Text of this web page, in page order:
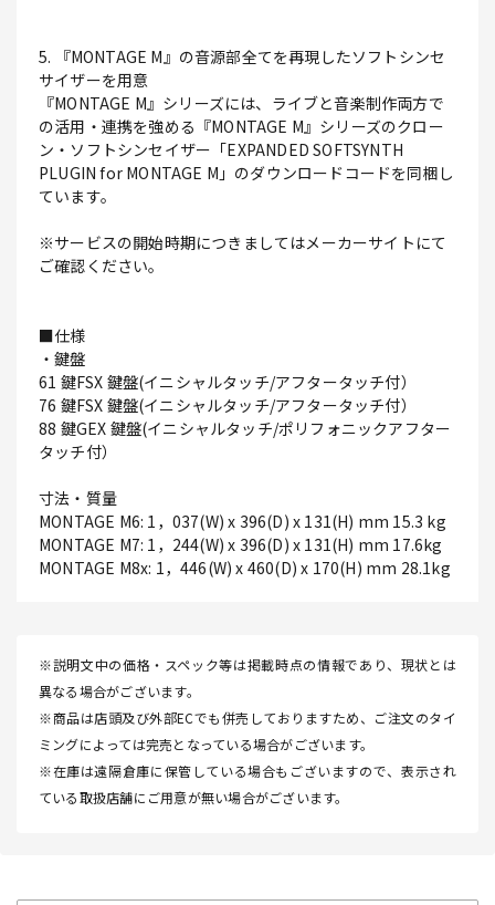
5. 『MONTAGE M』の音源部全てを再現したソフトシンセ
サイザーを用意
『MONTAGE M』シリーズには、ライブと音楽制作両方で
の活用・連携を強める『MONTAGE M』シリーズのクロー
ン・ソフトシンセイザー「EXPANDED SOFTSYNTH
PLUGIN for MONTAGE M」のダウンロードコードを同梱し
ています。
※サービスの開始時期につきましてはメーカーサイトにて
ご確認ください。
■仕様
・鍵盤
61 鍵FSX 鍵盤(イニシャルタッチ/アフタータッチ付）
76 鍵FSX 鍵盤(イニシャルタッチ/アフタータッチ付）
88 鍵GEX 鍵盤(イニシャルタッチ/ポリフォニックアフター
タッチ付）
寸法・質量
MONTAGE M6: 1，037(W) x 396(D) x 131(H) mm 15.3 kg
MONTAGE M7: 1，244(W) x 396(D) x 131(H) mm 17.6kg
MONTAGE M8x: 1，446(W) x 460(D) x 170(H) mm 28.1kg
※説明文中の価格・スペック等は掲載時点の情報であり、現状とは
異なる場合がございます。
※商品は店頭及び外部ECでも併売しておりますため、ご注文のタイ
ミングによっては完売となっている場合がございます。
※在庫は遠隔倉庫に保管している場合もございますので、表示され
ている取扱店舗にご用意が無い場合がございます。